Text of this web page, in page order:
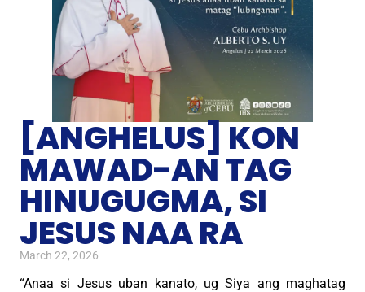
[ANGHELUS] KON
MAWAD-AN TAG
HINUGUGMA, SI
JESUS NAA RA
March 22, 2026
“Anaa si Jesus uban kanato, ug Siya ang maghatag